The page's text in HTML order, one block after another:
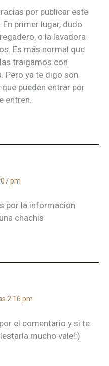
por publicar este
primer lugar, dudo
o la lavadora
Es más normal que
traigamos con
Pero ya te digo son
pueden entrar por
entren.
pm
por la informacion
chachis
2:16 pm
el comentario y si te
mucho vale!:)